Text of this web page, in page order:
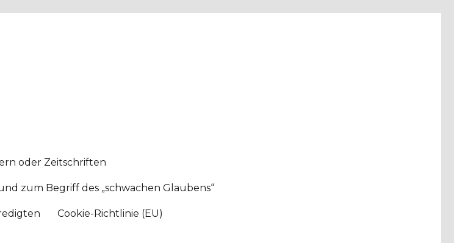
oder Zeitschriften
zum Begriff des „schwachen Glaubens“
Cookie-Richtlinie (EU)